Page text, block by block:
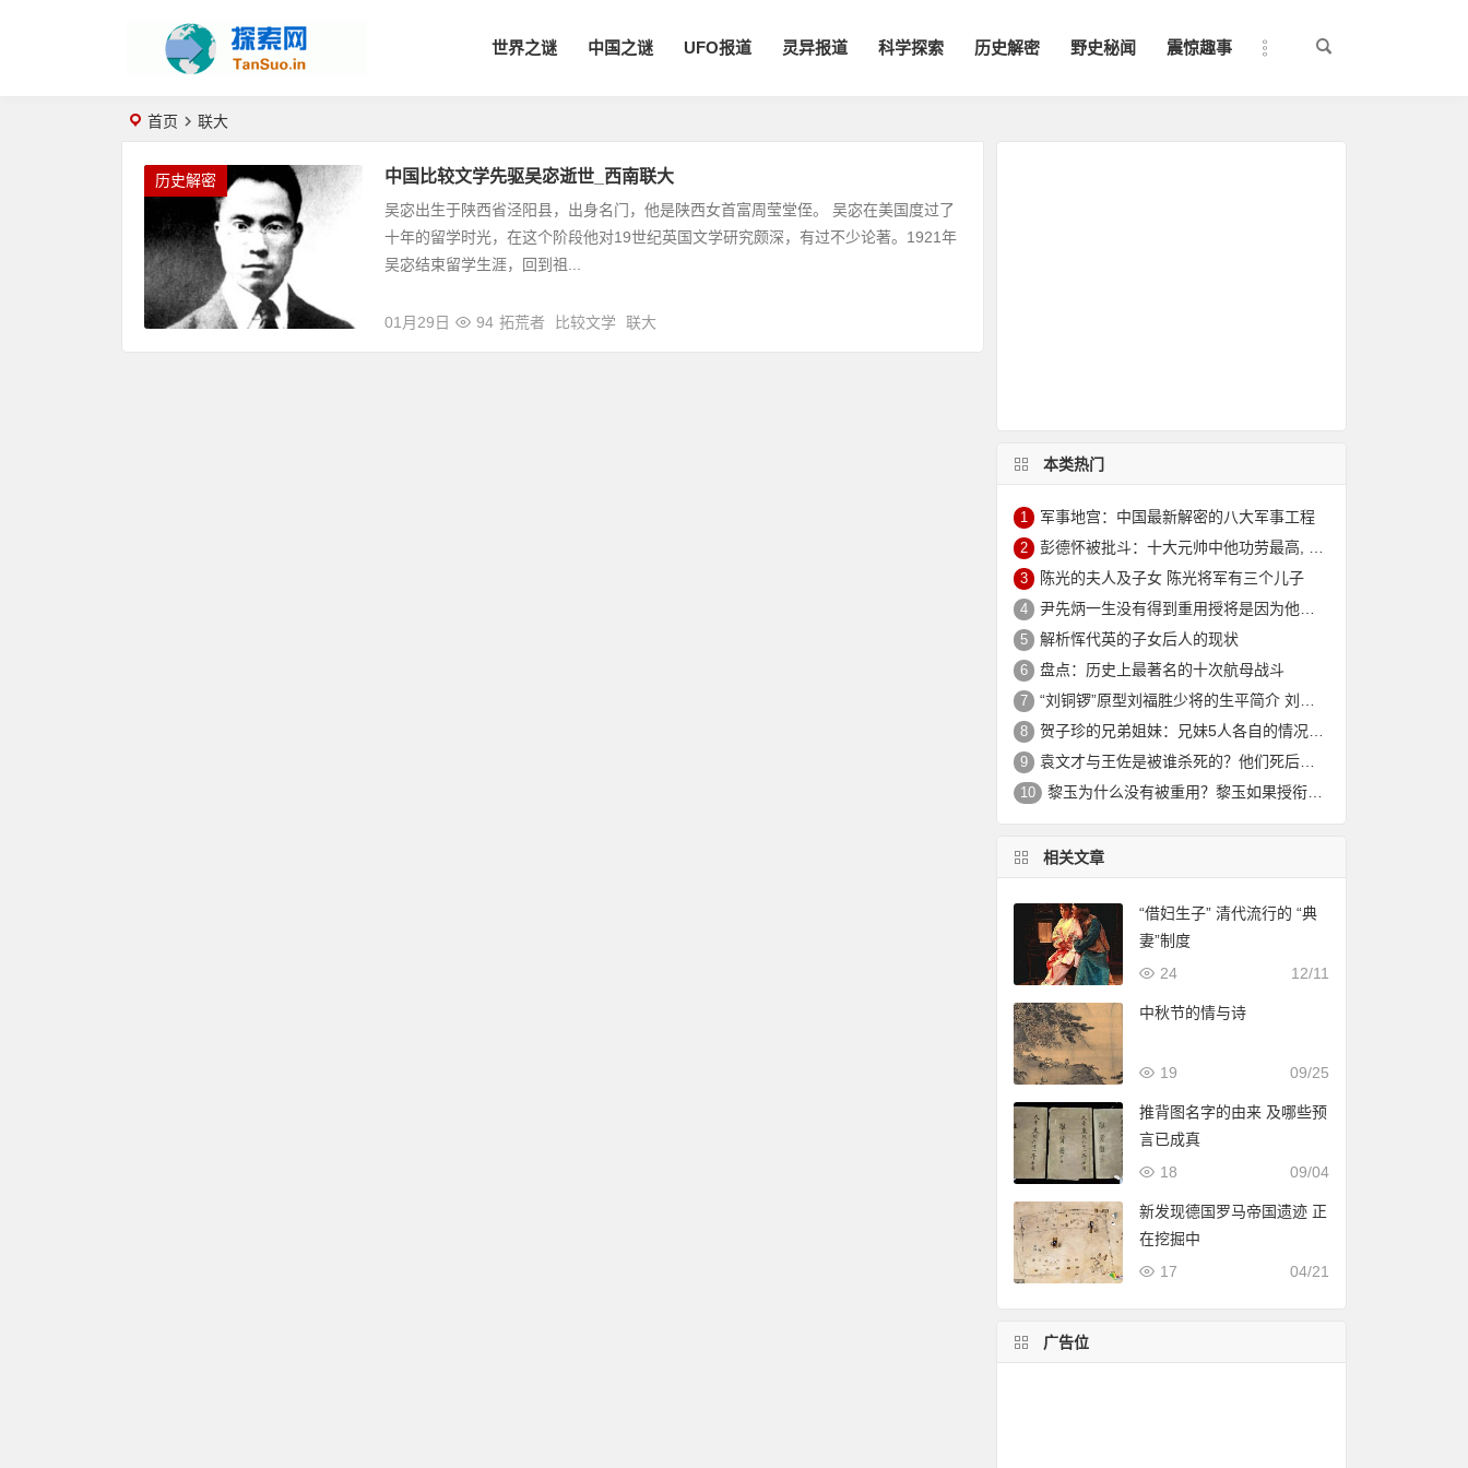
世界之谜 中国之谜 UFO报道 灵异报道 科学探索 历史解密 野史秘闻 震惊趣事
首页 联大
历史解密 中国比较文学先驱吴宓逝世_西南联大
吴宓出生于陕西省泾阳县，出身名门，他是陕西女首富周莹堂侄。 吴宓在美国度过了
十年的留学时光，在这个阶段他对19世纪英国文学研究颇深，有过不少论著。1921年
吴宓结束留学生涯，回到祖...
01月29日 94 拓荒者 比较文学 联大
本类热门
1 军事地宫：中国最新解密的八大军事工程
2 彭德怀被批斗：十大元帅中他功劳最高, 却被批斗最惨8年囚禁生活
3 陈光的夫人及子女 陈光将军有三个儿子
4 尹先炳一生没有得到重用授将是因为他个人方面有生活作风问题？
5 解析恽代英的子女后人的现状
6 盘点：历史上最著名的十次航母战斗
7 “刘铜锣”原型刘福胜少将的生平简介 刘福胜的老婆是谁？
8 贺子珍的兄弟姐妹：兄妹5人各自的情况介绍
9 袁文才与王佐是被谁杀死的？他们死后其后代情况如何？
10 黎玉为什么没有被重用？黎玉如果授衔会是什么军衔？
相关文章
“借妇生子” 清代流行的 “典
妻”制度
12/11
24
中秋节的情与诗
09/25
19
推背图名字的由来 及哪些预
言已成真
09/04
18
新发现德国罗马帝国遗迹 正
在挖掘中
04/21
17
广告位